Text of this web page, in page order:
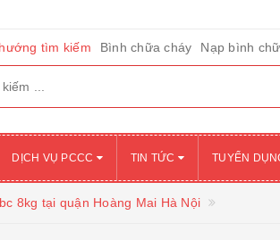
tìm kiếm Bình chữa cháy Nạp bình
DỊCH VỤ PCCC TIN TỨC TUYỂN
8kg tại quận Hoàng Mai Hà Nội